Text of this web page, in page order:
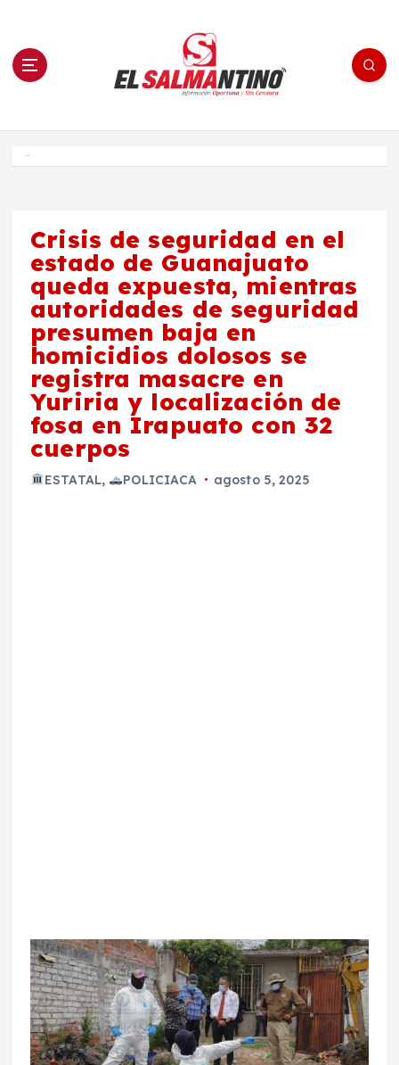
n El Salmantino - medios/noticias/editorial
Crisis de seguridad en el
estado de Guanajuato
queda expuesta, mientras
autoridades de seguridad
presumen baja en
homicidios dolosos se
registra masacre en
Yuriria y localización de
fosa en Irapuato con 32
cuerpos
ESTATAL, POLICIACA agosto 5, 2025